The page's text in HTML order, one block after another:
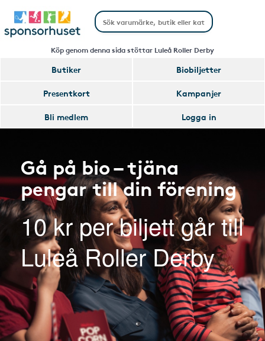
Köp genom denna sida stöttar Luleå Roller Derby
Butiker
Biobiljetter
Presentkort
Kampanjer
Bli medlem
Logga in
Gå på bio – tjäna
pengar till din förening
10 kr per biljett går till
Luleå Roller Derby